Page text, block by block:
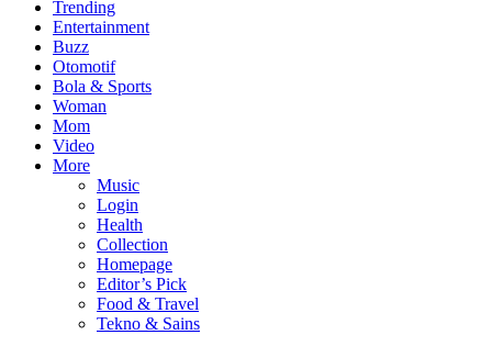
Trending
Entertainment
Buzz
Otomotif
Bola & Sports
Woman
Mom
Video
More
Music
Login
Health
Collection
Homepage
Editor’s Pick
Food & Travel
Tekno & Sains